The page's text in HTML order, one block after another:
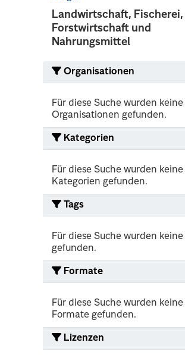
Landwirtschaft, Fischerei,
Forstwirtschaft und
Nahrungsmittel
Organisationen
Für diese Suche wurden keine
Organisationen gefunden.
Kategorien
Für diese Suche wurden keine
Kategorien gefunden.
Tags
Für diese Suche wurden keine
gefunden.
Formate
Für diese Suche wurden keine
Formate gefunden.
Lizenzen